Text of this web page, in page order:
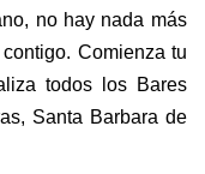
no hay nada más
Comienza tu
todos los Bares
Santa Barbara de